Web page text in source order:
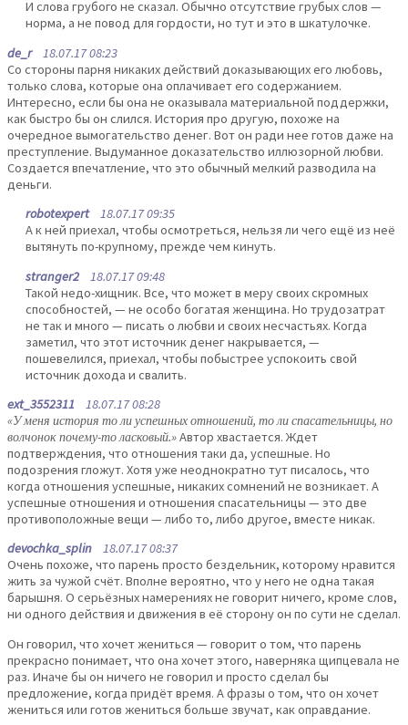
И слова грубого не сказал. Обычно отсутствие грубых слов —
норма, а не повод для гордости, но тут и это в шкатулочке.
de_r18.07.17 08:23
Со стороны парня никаких действий доказывающих его любовь,
только слова, которые она оплачивает его содержанием.
Интересно, если бы она не оказывала материальной поддержки,
как быстро бы он слился. История про другую, похоже на
очередное вымогательство денег. Вот он ради нее готов даже на
преступление. Выдуманное доказательство иллюзорной любви.
Создается впечатление, что это обычный мелкий разводила на
деньги.
robotexpert18.07.17 09:35
А к ней приехал, чтобы осмотреться, нельзя ли чего ещё из неё
вытянуть по-крупному, прежде чем кинуть.
stranger2 18.07.17 09:48
Такой недо-хищник. Все, что может в меру своих скромных
способностей, — не особо богатая женщина. Но трудозатрат
не так и много — писать о любви и своих несчастьях. Когда
заметил, что этот источник денег накрывается, —
пошевелился, приехал, чтобы побыстрее успокоить свой
источник дохода и свалить.
ext_3552311 18.07.17 08:28
«У меня история то ли успешных отношений, то ли спасательницы, но
волчонок почему-то ласковый.»Автор хвастается. Ждет
подтверждения, что отношения таки да, успешные. Но
подозрения гложут. Хотя уже неоднократно тут писалось, что
когда отношения успешные, никаких сомнений не возникает. А
успешные отношения и отношения спасательницы — это две
противоположные вещи — либо то, либо другое, вместе никак.
devochka_splin 18.07.17 08:37
Очень похоже, что парень просто бездельник, которому нравится
жить за чужой счёт. Вполне вероятно, что у него не одна такая
барышня. О серьёзных намерениях не говорит ничего, кроме слов,
ни одного действия и движения в её сторону он по сути не сделал.
Он говорил, что хочет жениться — говорит о том, что парень
прекрасно понимает, что она хочет этого, наверняка щипцевала не
раз. Иначе бы он ничего не говорил и просто сделал бы
предложение, когда придёт время. А фразы о том, что он хочет
жениться или готов жениться больше звучат, как оправдание.